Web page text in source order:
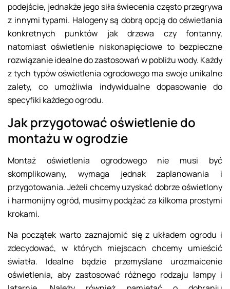
podejście, jednakże jego siła świecenia często przegrywa
z innymi typami. Halogeny są dobrą opcją do oświetlania
konkretnych punktów jak drzewa czy fontanny,
natomiast oświetlenie niskonapięciowe to bezpieczne
rozwiązanie idealne do zastosowań w pobliżu wody. Każdy
z tych typów oświetlenia ogrodowego ma swoje unikalne
zalety, co umożliwia indywidualne dopasowanie do
specyfiki każdego ogrodu.
Jak przygotować oświetlenie do
montażu w ogrodzie
Montaż oświetlenia ogrodowego nie musi być
skomplikowany, wymaga jednak zaplanowania i
przygotowania. Jeżeli chcemy uzyskać dobrze oświetlony
i harmonijny ogród, musimy podążać za kilkoma prostymi
krokami.
Na początek warto zaznajomić się z układem ogrodu i
zdecydować, w których miejscach chcemy umieścić
światła. Idealne będzie przemyślane urozmaicenie
oświetlenia, aby zastosować różnego rodzaju lampy i